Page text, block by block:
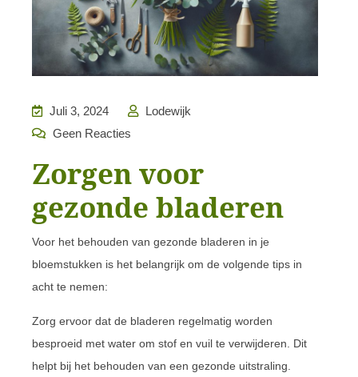
Juli 3, 2024
Lodewijk
Geen Reacties
Zorgen voor
gezonde bladeren
Voor het behouden van gezonde bladeren in je
bloemstukken is het belangrijk om de volgende tips in
acht te nemen:
Zorg ervoor dat de bladeren regelmatig worden
besproeid met water om stof en vuil te verwijderen. Dit
helpt bij het behouden van een gezonde uitstraling.